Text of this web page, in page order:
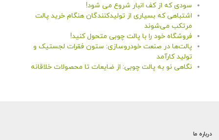
سودی که از کف انبار شروع می شود!
اشتباهی که بسیاری از تولیدکنندگان هنگام خرید پالت
مرتکب می‌شوند
فروشگاه خود را با پالت چوبی متحول کنید!
پالت‌ها در صنعت خودروسازی: ستون فقرات لجستیک و
تولید کارآمد
نگاهی نو به پالت چوبی: از ضایعات تا محصولات خلاقانه
درباره ما